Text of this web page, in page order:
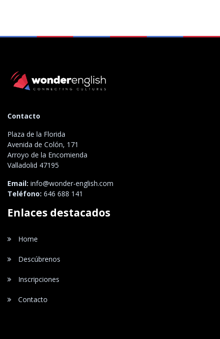
Contacto
Plaza de la Florida
Avenida de Colón, 171
Arroyo de la Encomienda
Valladolid 47195
Email: info@wonder-english.com
Teléfono: 646 688 141
Enlaces destacados
Home
Descúbrenos
Inscripciones
Contacto